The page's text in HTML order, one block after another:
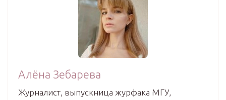
Алёна Зебарева
Журналист, выпускница журфака МГУ,